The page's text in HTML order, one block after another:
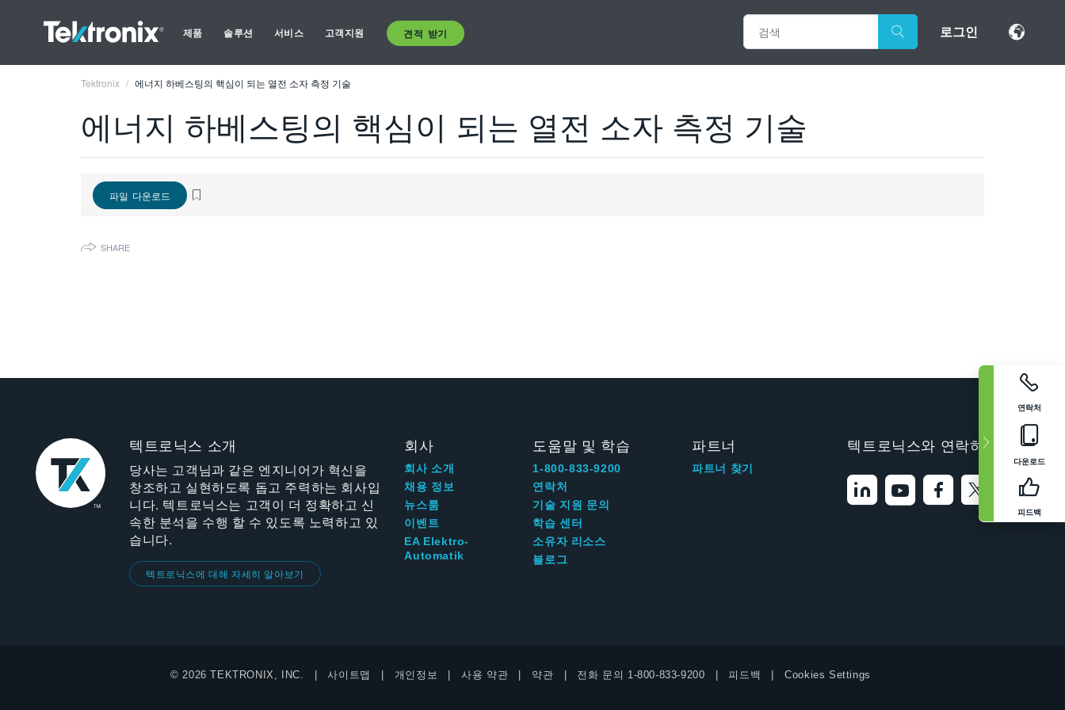
제품 솔루션 서비스 고객지원 견적 받기 로그인
연락처
다운로드
피드백
Tektronix 에너지 하베스팅의 핵심이 되는 열전 소자 측정 기술
에너지 하베스팅의 핵심이 되는 열전 소자 측정 기술
파일 다운로드
SHARE
텍트로닉스 소개
당사는 고객님과 같은 엔지니어가 혁신을
창조하고 실현하도록 돕고 주력하는 회사입
니다. 텍트로닉스는 고객이 더 정확하고 신
속한 분석을 수행 할 수 있도록 노력하고 있
습니다.
텍트로닉스에 대해 자세히 알아보기
회사
회사 소개
채용 정보
뉴스룸
이벤트
EA Elektro-
Automatik
도움말 및 학습
1-800-833-9200
연락처
기술 지원 문의
학습 센터
소유자 리소스
블로그
파트너
파트너 찾기
텍트로닉스와 연락하기
© 2026 TEKTRONIX, INC. 사이트맵 개인정보 사용 약관 약관 전화 문의 1-800-833-9200 피드백 Cookies Settings